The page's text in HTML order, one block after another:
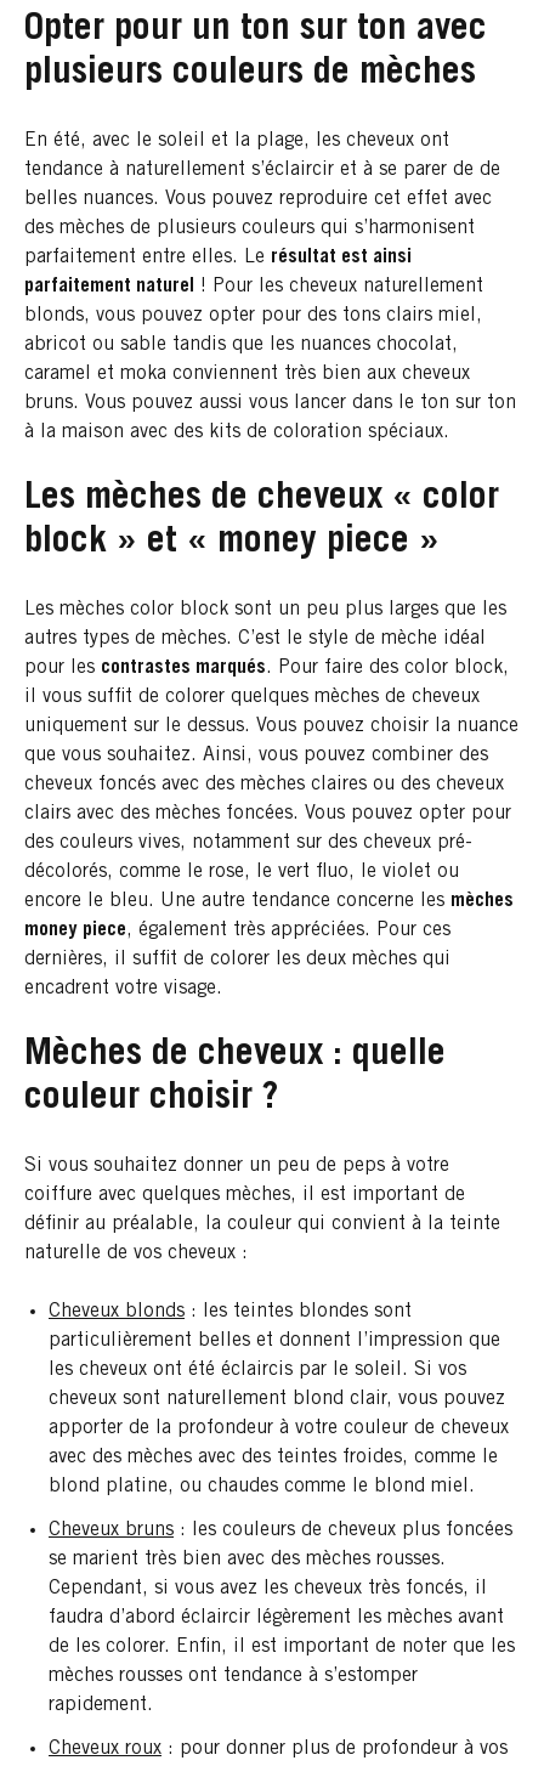
Opter pour un ton sur ton avec
plusieurs couleurs de mèches
En été, avec le soleil et la plage, les cheveux ont
tendance à naturellement s’éclaircir et à se parer de de
belles nuances. Vous pouvez reproduire cet effet avec
des mèches de plusieurs couleurs qui s’harmonisent
parfaitement entre elles. Le résultat est ainsi
parfaitement naturel
! Pour les cheveux naturellement
blonds, vous pouvez opter pour des tons clairs miel,
abricot ou sable tandis que les nuances chocolat,
caramel et moka conviennent très bien aux cheveux
bruns. Vous pouvez aussi vous lancer dans le ton sur ton
à la maison avec des kits de coloration spéciaux.
Les mèches de cheveux « color
block » et « money piece »
Les mèches color block sont un peu plus larges que les
autres types de mèches. C’est le style de mèche idéal
pour les contrastes marqués. Pour faire des color block,
il vous suffit de colorer quelques mèches de cheveux
uniquement sur le dessus. Vous pouvez choisir la nuance
que vous souhaitez. Ainsi, vous pouvez combiner des
cheveux foncés avec des mèches claires ou des cheveux
clairs avec des mèches foncées. Vous pouvez opter pour
des couleurs vives, notamment sur des cheveux pré-
décolorés, comme le rose, le vert fluo, le violet ou
encore le bleu. Une autre tendance concerne les mèches
money piece, également très appréciées. Pour ces
dernières, il suffit de colorer les deux mèches qui
encadrent votre visage.
Mèches de cheveux : quelle
couleur choisir ?
Si vous souhaitez donner un peu de peps à votre
coiffure avec quelques mèches, il est important de
définir au préalable, la couleur qui convient à la teinte
naturelle de vos cheveux :
Cheveux blonds : les teintes blondes sont
particulièrement belles et donnent l’impression que
les cheveux ont été éclaircis par le soleil. Si vos
cheveux sont naturellement blond clair, vous pouvez
apporter de la profondeur à votre couleur de cheveux
avec des mèches avec des teintes froides, comme le
blond platine, ou chaudes comme le blond miel.
Cheveux bruns : les couleurs de cheveux plus foncées
se marient très bien avec des mèches rousses.
Cependant, si vous avez les cheveux très foncés, il
faudra d’abord éclaircir légèrement les mèches avant
de les colorer. Enfin, il est important de noter que les
mèches rousses ont tendance à s’estomper
rapidement.
Cheveux roux : pour donner plus de profondeur à vos